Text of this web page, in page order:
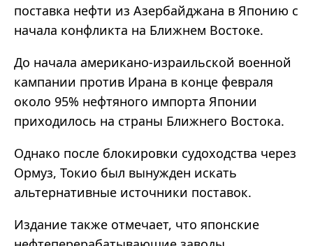
поставка нефти из Азербайджана в Японию с
начала конфликта на Ближнем Востоке.
До начала американо-израильской военной
кампании против Ирана в конце февраля
около 95% нефтяного импорта Японии
приходилось на страны Ближнего Востока.
Однако после блокировки судоходства через
Ормуз, Токио был вынужден искать
альтернативные источники поставок.
Издание также отмечает, что японские